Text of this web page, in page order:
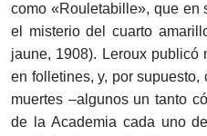
como «Rouletabille», que en
el misterio del cuarto
jaune, 1908). Leroux publicó
en folletines, y, por
muertes –algunos un tanto
de la Academia cada uno